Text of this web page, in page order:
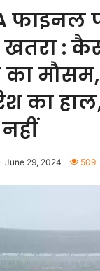
फाइनल
खतरा :
का
का
June 29, 2024 509